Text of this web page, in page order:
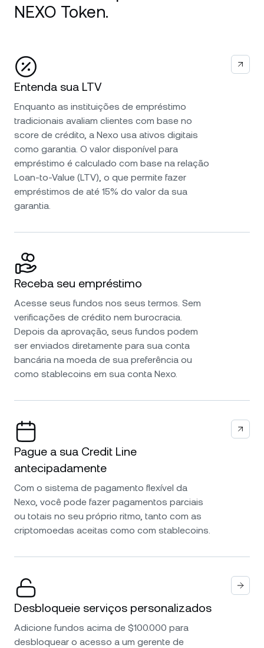
NEXO Token.
Entenda sua LTV
Enquanto as instituições de empréstimo
tradicionais avaliam clientes com base no
score de crédito, a Nexo usa ativos digitais
como garantia. O valor disponível para
empréstimo é calculado com base na relação
Loan-to-Value (LTV), o que permite fazer
empréstimos de até 15% do valor da sua
garantia.
Receba seu empréstimo
Acesse seus fundos nos seus termos. Sem
verificações de crédito nem burocracia.
Depois da aprovação, seus fundos podem
ser enviados diretamente para sua conta
bancária na moeda de sua preferência ou
como stablecoins em sua conta Nexo.
Pague a sua Credit Line
antecipadamente
Com o sistema de pagamento flexível da
Nexo, você pode fazer pagamentos parciais
ou totais no seu próprio ritmo, tanto com as
criptomoedas aceitas como com stablecoins.
Desbloqueie serviços personalizados
Adicione fundos acima de $100.000 para
desbloquear o acesso a um gerente de